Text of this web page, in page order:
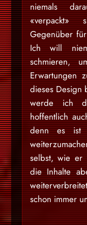
niemals
Gegenüber
Ich will
schmieren,
Erwartungen
dieses Design
werde ich
hoffentlich
denn es ist
selbst, wie er
die Inhalte
schon immer